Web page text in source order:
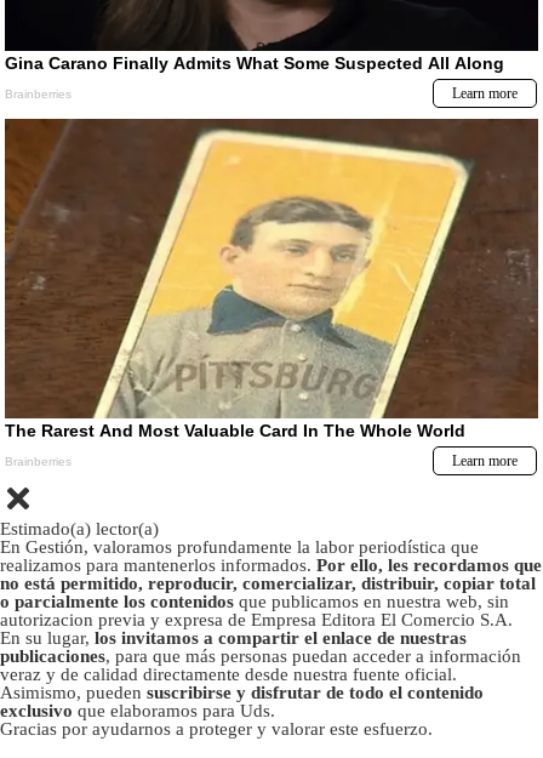
Estimado(a) lector(a)
En Gestión, valoramos profundamente la labor periodística que
realizamos para mantenerlos informados. Por ello, les recordamos que
no está permitido, reproducir, comercializar, distribuir, copiar total
o parcialmente los contenidos que publicamos en nuestra web, sin
autorizacion previa y expresa de Empresa Editora El Comercio S.A.
En su lugar, los invitamos a compartir el enlace de nuestras
publicaciones, para que más personas puedan acceder a información
veraz y de calidad directamente desde nuestra fuente oficial.
Asimismo, pueden suscribirse y disfrutar de todo el contenido
exclusivo que elaboramos para Uds.
Gracias por ayudarnos a proteger y valorar este esfuerzo.